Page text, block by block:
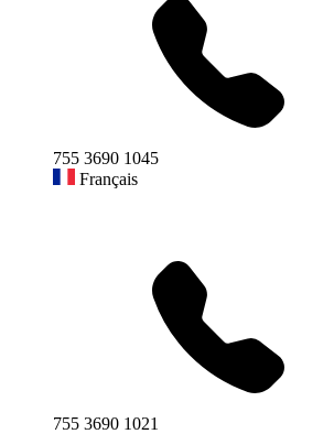
755 3690 1045
Français
755 3690 1021